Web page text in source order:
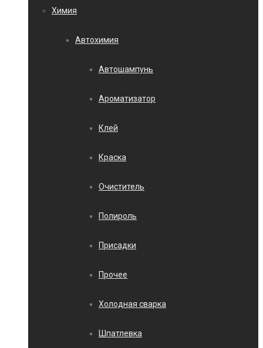
Химия
Автохимия
Автошампунь
Ароматизатор
Клей
Краска
Очиститель
Полироль
Присадки
Прочее
Холодная сварка
Шпатлевка